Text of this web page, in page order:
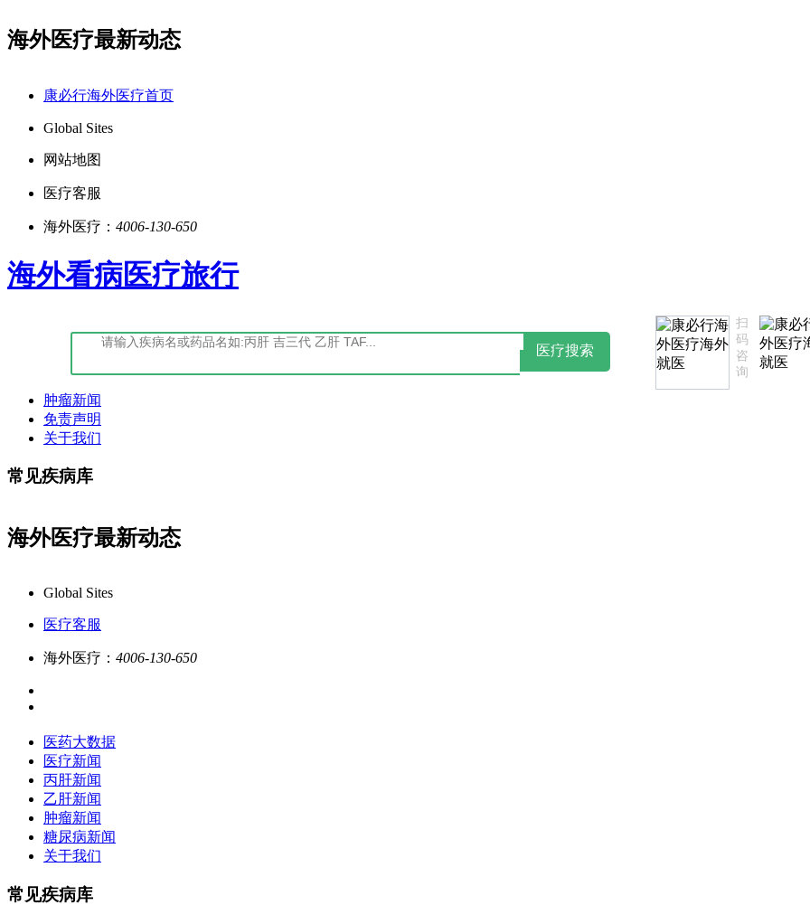
海外医疗最新动态
康必行海外医疗首页
Global Sites
网站地图
医疗客服
海外医疗： 4006-130-650
海外看病医疗旅行
医疗搜索
扫
码
咨
询
肿瘤新闻
免责声明
关于我们
常见疾病库
海外医疗最新动态
Global Sites
医疗客服
海外医疗： 4006-130-650
医药大数据
医疗新闻
丙肝新闻
乙肝新闻
肿瘤新闻
糖尿病新闻
关于我们
常见疾病库